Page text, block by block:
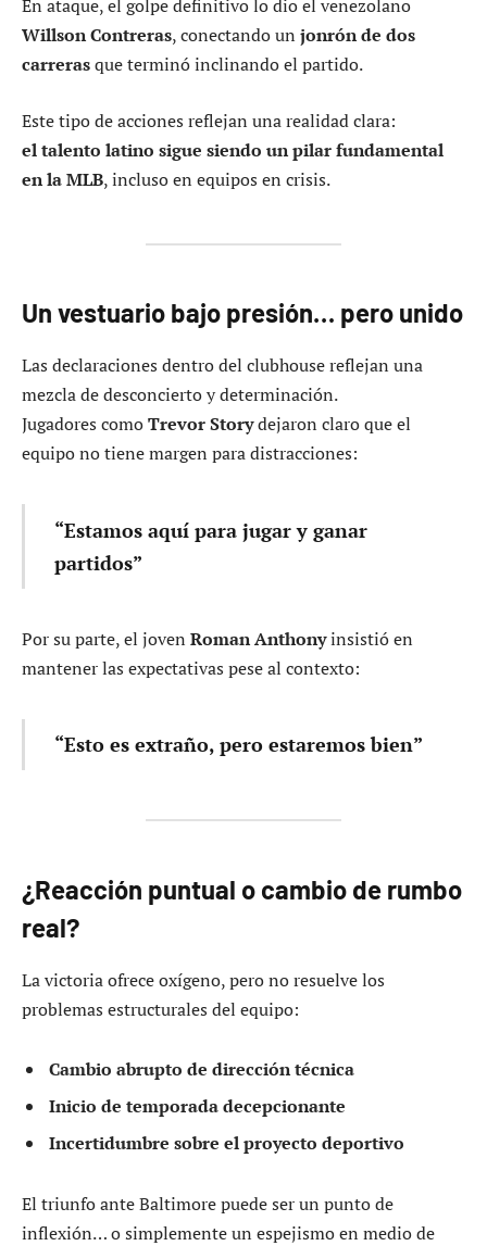
En ataque, el golpe definitivo lo dio el venezolano
Willson Contreras, conectando un jonrón de dos
carrerasque terminó inclinando el partido.
Este tipo de acciones reflejan una realidad clara:
el talento latino sigue siendo un pilar fundamental
en la MLB, incluso en equipos en crisis.
Un vestuario bajo presión… pero unido
Las declaraciones dentro del clubhouse reflejan una
mezcla de desconcierto y determinación.
Jugadores comoTrevor Storydejaron claro que el
equipo no tiene margen para distracciones:
“Estamos aquí para jugar y ganar
partidos”
Por su parte, el joven Roman Anthonyinsistió en
mantener las expectativas pese al contexto:
“Esto es extraño, pero estaremos bien”
¿Reacción puntual o cambio de rumbo
real?
La victoria ofrece oxígeno, pero no resuelve los
problemas estructurales del equipo:
Cambio abrupto de dirección técnica
Inicio de temporada decepcionante
Incertidumbre sobre el proyecto deportivo
El triunfo ante Baltimore puede ser un punto de
inflexión… o simplemente un espejismo en medio de